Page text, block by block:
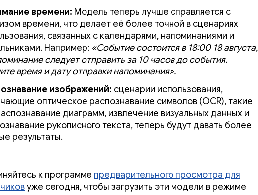
времени: Модель теперь лучше справляется с
времени, что делает её более точной в сценариях
связанных с календарями, напоминаниями и
Например: «Событие состоится в 18:00 18 августа,
следует отправить за 10 часов до события.
время и дату отправки напоминания».
изображений: сценарии использования,
оптическое распознавание символов (OCR), такие
диаграмм, извлечение визуальных данных и
рукописного текста, теперь будут давать более
результаты.
к программе предварительного просмотра для
уже сегодня, чтобы загрузить эти модели в режиме